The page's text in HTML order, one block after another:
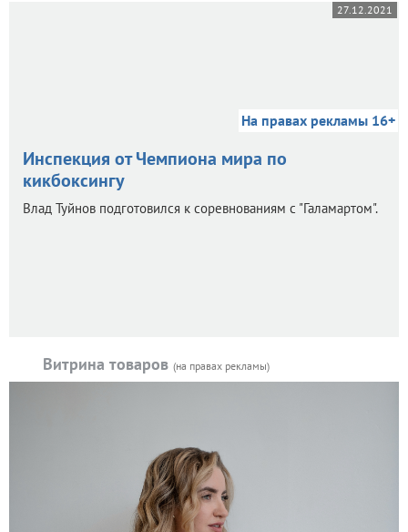
27.12.2021
На правах рекламы 16+
Инспекция от Чемпиона мира по
кикбоксингу
Влад Туйнов подготовился к соревнованиям с "Галамартом".
Витрина товаров (на правах рекламы)